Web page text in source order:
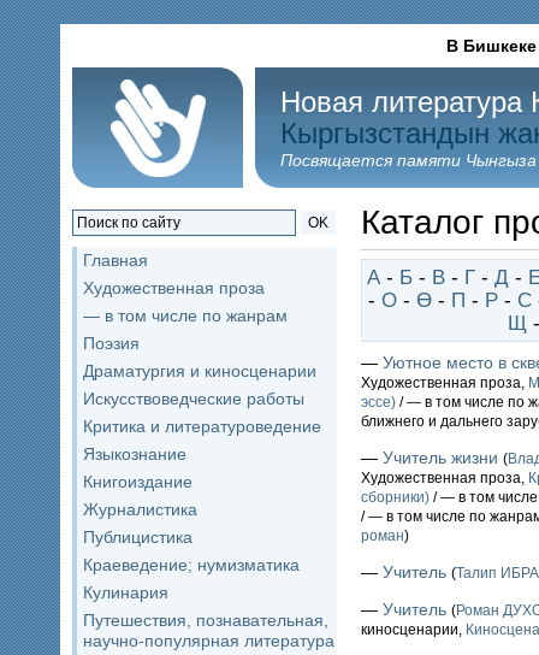
В Бишкеке
Новая литература
Кыргызстандын
Посвящается памяти
OK
Главная
Художественная проза
— в том числе по жанрам
Поэзия
Драматургия и киносценарии
Искусствоведческие работы
Критика и литературоведение
Языкознание
Книгоиздание
Журналистика
Публицистика
Краеведение; нумизматика
Кулинария
Путешествия, познавательная,
научно-популярная литература
Каталог
А - Б - В - Г - Д -
- О- Ө- П - Р- С
Щ
— Уютное место в
Художественная проза,
эссе) / — в том числе по
ближнего и дальнего
— Учитель жизни (
Художественная проза,
сборники) / — в том
/ — в том числе по
роман)
— Учитель (Талип
— Учитель (Роман
киносценарии,